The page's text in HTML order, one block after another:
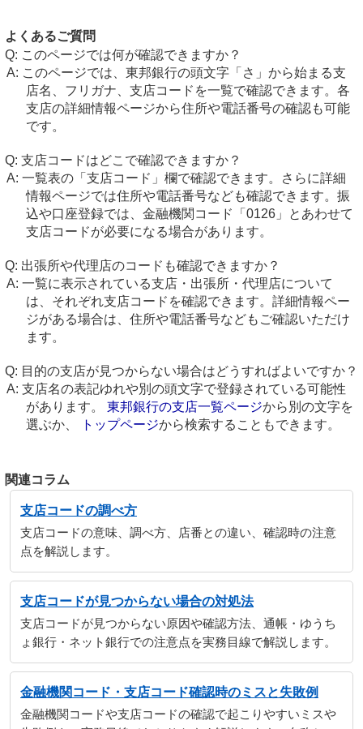
よくあるご質問
このページでは何が確認できますか？
このページでは、東邦銀行の頭文字「さ」から始まる支
店名、フリガナ、支店コードを一覧で確認できます。各
支店の詳細情報ページから住所や電話番号の確認も可能
です。
支店コードはどこで確認できますか？
一覧表の「支店コード」欄で確認できます。さらに詳細
情報ページでは住所や電話番号なども確認できます。振
込や口座登録では、金融機関コード「0126」とあわせて
支店コードが必要になる場合があります。
出張所や代理店のコードも確認できますか？
一覧に表示されている支店・出張所・代理店について
は、それぞれ支店コードを確認できます。詳細情報ペー
ジがある場合は、住所や電話番号などもご確認いただけ
ます。
目的の支店が見つからない場合はどうすればよいですか？
支店名の表記ゆれや別の頭文字で登録されている可能性
があります。 東邦銀行の支店一覧ページから別の文字を
選ぶか、
トップページから検索することもできます。
関連コラム
支店コードの調べ方
支店コードの意味、調べ方、店番との違い、確認時の注意
点を解説します。
支店コードが見つからない場合の対処法
支店コードが見つからない原因や確認方法、通帳・ゆうち
ょ銀行・ネット銀行での注意点を実務目線で解説します。
金融機関コード・支店コード確認時のミスと失敗例
金融機関コードや支店コードの確認で起こりやすいミスや